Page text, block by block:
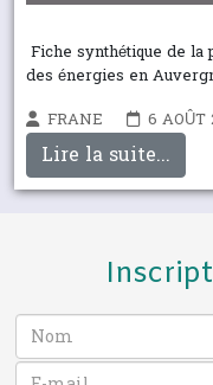
Fiche synthétique de la
des énergies en
FRANE
6 AOÛT
Lire la suite...